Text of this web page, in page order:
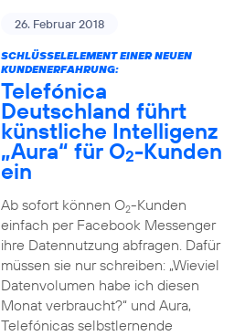
26. Februar 2018
SCHLÜSSELELEMENT EINER NEUEN
KUNDENERFAHRUNG:
Telefónica
Deutschland führt
künstliche Intelligenz
„Aura“ für O2-Kunden
ein
Ab sofort können O2-Kunden
einfach per Facebook Messenger
ihre Datennutzung abfragen. Dafür
müssen sie nur schreiben: „Wieviel
Datenvolumen habe ich diesen
Monat verbraucht?“ und Aura,
Telefónicas selbstlernende